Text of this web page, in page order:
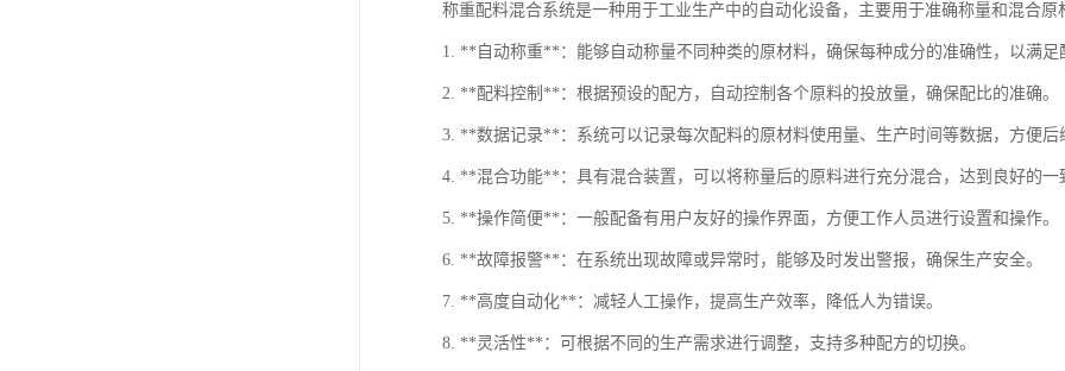
称重配料混合系统是一种用于工业生产中的自动化设备，主要用于准确称量和混合
1. **自动称重**：能够自动称量不同种类的原材料，确保每种成分的准确性，以满足
2. **配料控制**：根据预设的配方，自动控制各个原料的投放量，确保配比的准确。
3. **数据记录**：系统可以记录每次配料的原材料使用量、生产时间等数据，方便后
4. **混合功能**：具有混合装置，可以将称量后的原料进行充分混合，达到良好的一
5. **操作简便**：一般配备有用户友好的操作界面，方便工作人员进行设置和操作。
6. **故障报警**：在系统出现故障或异常时，能够及时发出警报，确保生产安全。
7. **高度自动化**：减轻人工操作，提高生产效率，降低人为错误。
8. **灵活性**：可根据不同的生产需求进行调整，支持多种配方的切换。